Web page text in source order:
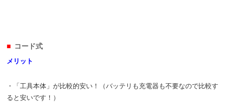
コード式
メリット
・「工具本体」が比較的安い！（バッテリも充電器も不要なので比較す
ると安いです！）